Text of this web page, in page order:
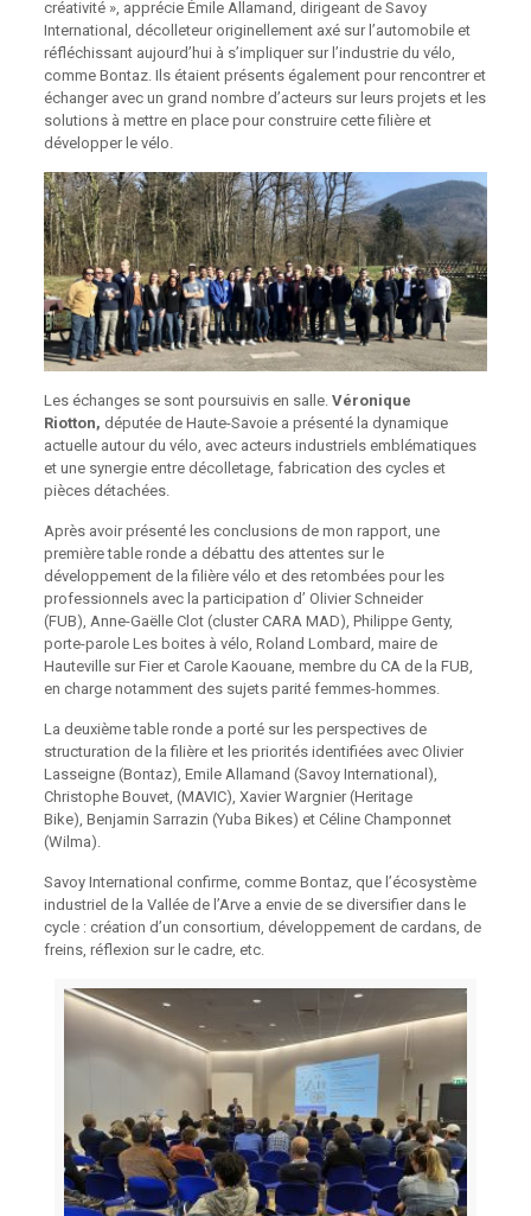
créativité », apprécie Émile Allamand, dirigeant de Savoy
International, décolleteur originellement axé sur l’automobile et
réfléchissant aujourd’hui à s’impliquer sur l’industrie du vélo,
comme Bontaz. Ils étaient présents également pour rencontrer et
échanger avec un grand nombre d’acteurs sur leurs projets et les
solutions à mettre en place pour construire cette filière et
développer le vélo.
Les échanges se sont poursuivis en salle. Véronique
Riotton, députée de Haute-Savoie a présenté la dynamique
actuelle autour du vélo, avec acteurs industriels emblématiques
et une synergie entre décolletage, fabrication des cycles et
pièces détachées.
Après avoir présenté les conclusions de mon rapport, une
première table ronde a débattu des attentes sur le
développement de la filière vélo et des retombées pour les
professionnels avec la participation d’ Olivier Schneider
(FUB), Anne-Gaëlle Clot (cluster CARA MAD), Philippe Genty,
porte-parole Les boites à vélo, Roland Lombard, maire de
Hauteville sur Fier et Carole Kaouane, membre du CA de la FUB,
en charge notamment des sujets parité femmes-hommes.
La deuxième table ronde a porté sur les perspectives de
structuration de la filière et les priorités identifiées avec Olivier
Lasseigne (Bontaz), Emile Allamand (Savoy International),
Christophe Bouvet, (MAVIC), Xavier Wargnier (Heritage
Bike), Benjamin Sarrazin (Yuba Bikes) et Céline Champonnet
(Wilma).
Savoy International confirme, comme Bontaz, que l’écosystème
industriel de la Vallée de l’Arve a envie de se diversifier dans le
cycle : création d’un consortium, développement de cardans, de
freins, réflexion sur le cadre, etc.